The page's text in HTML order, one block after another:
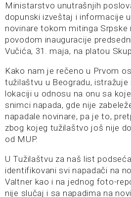
Ministarstvo unutrašnjih
dopunski izveštaj i informacije
novinare tokom mitinga Srpske
povodom inauguracije
Vučića, 31. maja, na platou
Kako nam je rečeno u Prvom
tužilaštvu u Beogradu, istražuje
lokaciji u odnosu na onu sa
snimci napada, gde nije
napadale novinare, pa je to,
zbog kojeg tužilaštvo još nije
od MUP.
U Tužilaštvu za naš list
identifikovani svi napadači na
Valtner kao i na jednog foto-
nije slučaj i sa napadima na